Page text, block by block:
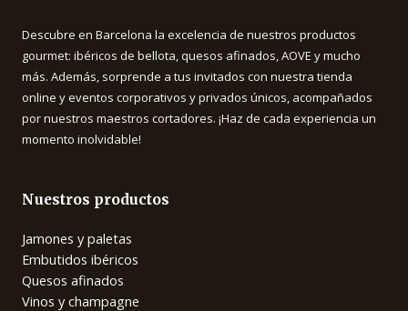
Descubre en Barcelona la excelencia de nuestros productos
gourmet: ibéricos de bellota, quesos afinados, AOVE y mucho
más. Además, sorprende a tus invitados con nuestra tienda
online y eventos corporativos y privados únicos, acompañados
por nuestros maestros cortadores. ¡Haz de cada experiencia un
momento inolvidable!
Nuestros productos
Jamones y paletas
Embutidos ibéricos
Quesos afinados
Vinos y champagne